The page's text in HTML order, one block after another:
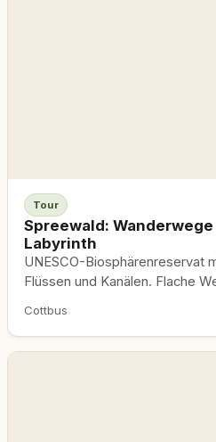
Tour
Spreewald:
Labyrinth
UNESCO-Biosphärenreservat
Flüssen und Kanälen. Flache
Cottbus